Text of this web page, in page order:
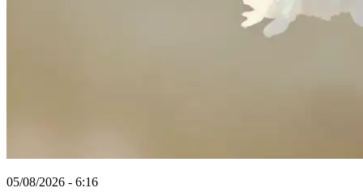
05/08/2026 - 6:16